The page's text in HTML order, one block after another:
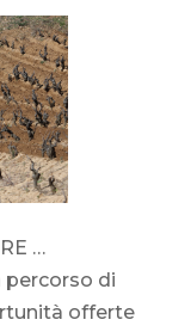
…
percorso di
offerte